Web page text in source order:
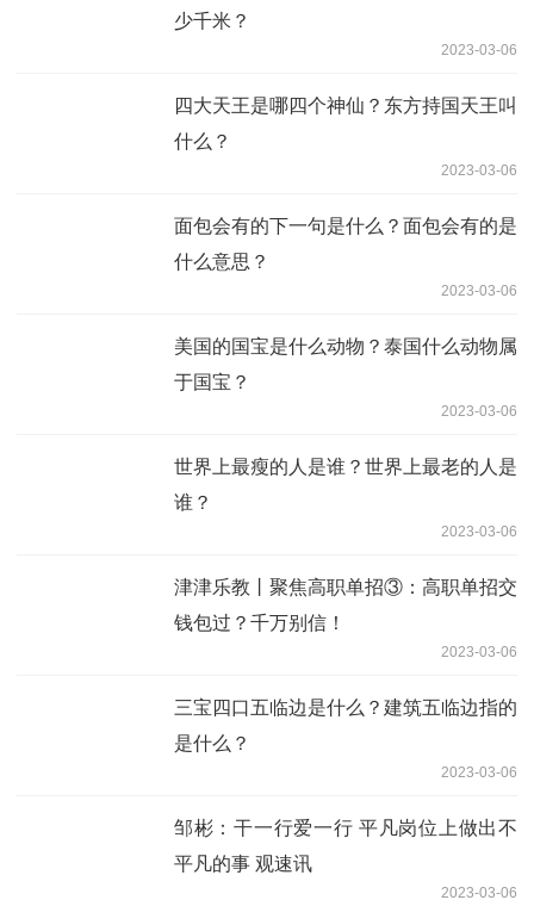
少千米？
2023-03-06
四大天王是哪四个神仙？东方持国天王叫
什么？
2023-03-06
面包会有的下一句是什么？面包会有的是
什么意思？
2023-03-06
美国的国宝是什么动物？泰国什么动物属
于国宝？
2023-03-06
世界上最瘦的人是谁？世界上最老的人是
谁？
2023-03-06
津津乐教丨聚焦高职单招③：高职单招交
钱包过？千万别信！
2023-03-06
三宝四口五临边是什么？建筑五临边指的
是什么？
2023-03-06
邹彬：干一行爱一行 平凡岗位上做出不
平凡的事 观速讯
2023-03-06